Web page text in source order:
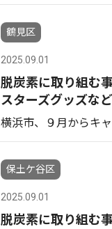
鶴見区
2025.09.01
脱炭素に取り組む
スターズグッズな
横浜市、９月からキ
保土ケ谷区
2025.09.01
脱炭素に取り組む